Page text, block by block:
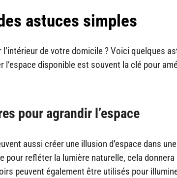
astuces simples
de votre domicile ? Voici quelques
disponible est souvent la clé pour
pour agrandir l’espace
aussi créer une illusion d’espace dans une
pour refléter la lumière naturelle, cela donnera
peuvent également être utilisés pour